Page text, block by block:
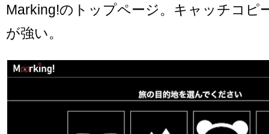
Marking!のトップページ。キャッチコピ
が強い。